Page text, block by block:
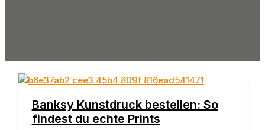
Banksy Kunstdruck bestellen: So
findest du echte Prints